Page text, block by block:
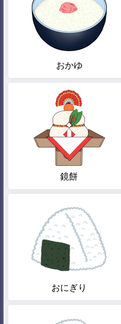
おかゆ
鏡餅
おにぎり